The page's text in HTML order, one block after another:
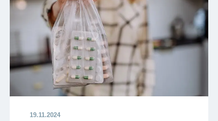
19.11.2024